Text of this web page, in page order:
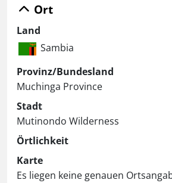
Ort
Land
Sambia
Provinz/Bundesland
Muchinga Province
Stadt
Mutinondo Wilderness
Örtlichkeit
Karte
Es liegen keine genauen